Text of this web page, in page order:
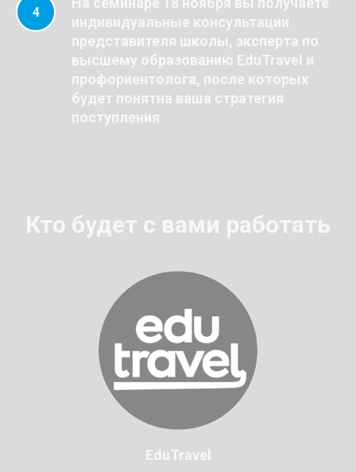
индивидуальные консультации
представителя школы, эксперта по
высшему образованию EduTravel и
профориентолога, после которых
будет понятна ваша стратегия
поступления
Кто будет с вами работать
EduTravel